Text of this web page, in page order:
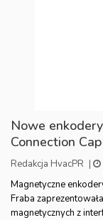
Nowe
Connection Cap
Redakcja HvacPR |
Magnetyczne
Fraba
magnetycznych z